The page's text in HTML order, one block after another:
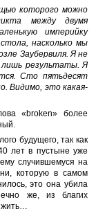
которого можно
между двумя
империйку
насколько мы
Заубервиля. Я не
лишь результаты. Я
Сто пятьдесят
Видимо, это какая-
«broken» более
будущего, так как
лет в пустыне уже
случившемуся на
которую в самом
это она убила
же, из благих